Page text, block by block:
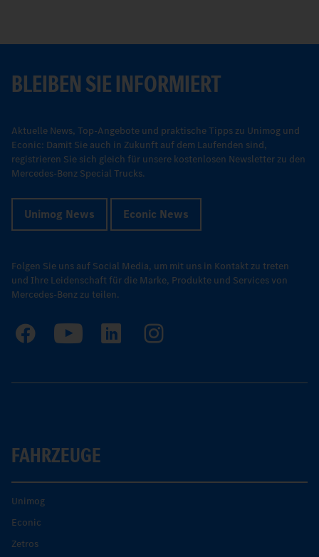
BLEIBEN SIE INFORMIERT
Aktuelle News, Top-Angebote und praktische Tipps zu Unimog und
Econic: Damit Sie auch in Zukunft auf dem Laufenden sind,
registrieren Sie sich gleich für unsere kostenlosen Newsletter zu den
Mercedes-Benz Special Trucks.
Unimog News Econic News
Folgen Sie uns auf Social Media, um mit uns in Kontakt zu treten
und Ihre Leidenschaft für die Marke, Produkte und Services von
Mercedes-Benz zu teilen.
FAHRZEUGE
Unimog
Econic
Zetros